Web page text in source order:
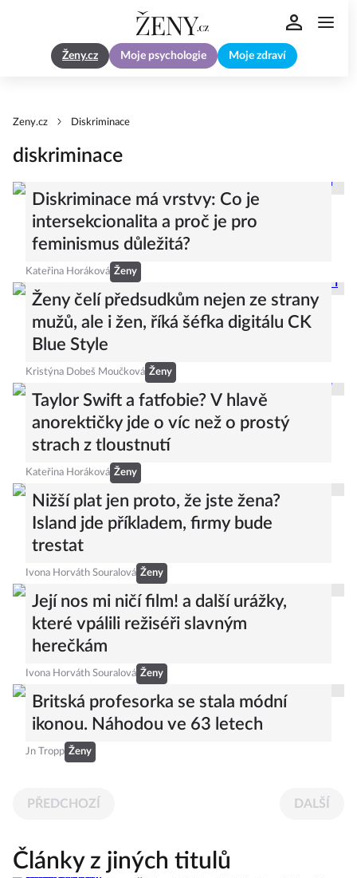
Ženy.cz Moje psychologie Moje zdraví
Zeny.cz Diskriminace
diskriminace
Diskriminace má vrstvy: Co je
intersekcionalita a proč je pro
feminismus důležitá?
Kateřina Horáková Ženy
Ženy čelí předsudkům nejen ze strany
mužů, ale i žen, říká šéfka digitálu CK
Blue Style
Kristýna Dobeš Moučková Ženy
Taylor Swift a fatfobie? V hlavě
anorektičky jde o víc než o prostý
strach z tloustnutí
Kateřina Horáková Ženy
Nižší plat jen proto, že jste žena?
Island jde příkladem, firmy bude
trestat
Ivona Horváth Souralová Ženy
Její nos mi ničí film! a další urážky,
které vpálili režiséři slavným
herečkám
Ivona Horváth Souralová Ženy
Britská profesorka se stala módní
ikonou. Náhodou ve 63 letech
Jn Tropp Ženy
PŘEDCHOZÍ DALŠÍ
Články z jiných titulů